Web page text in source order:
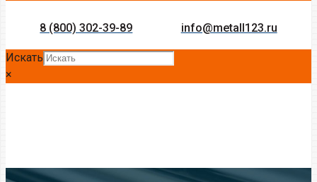
8 (800) 302-39-89 info@metall123.ru
Искать
×